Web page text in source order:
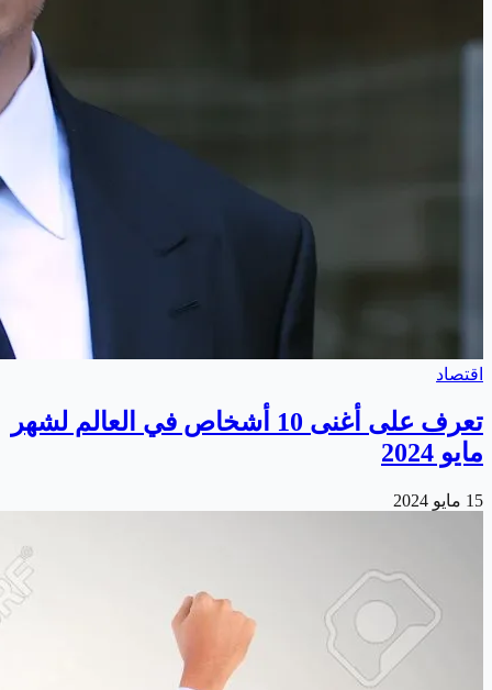
اقتصاد
تعرف على أغنى 10 أشخاص في العالم لشهر
مايو 2024
15 مايو 2024